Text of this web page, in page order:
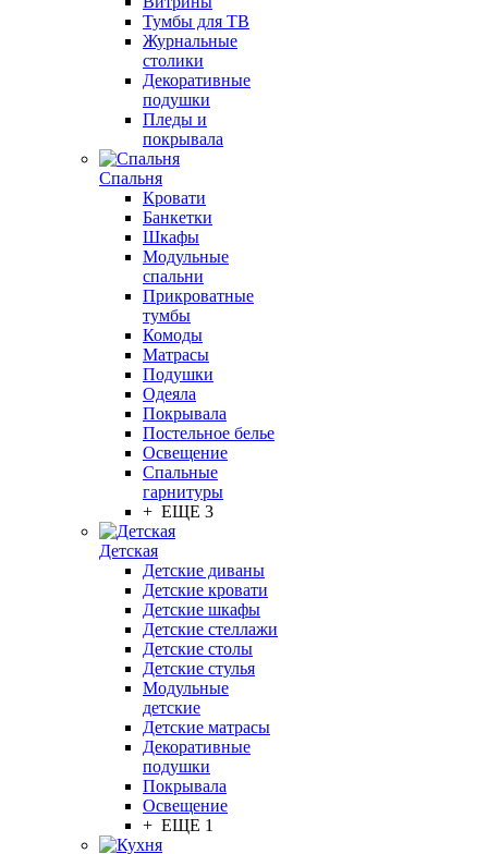
Тумбы для ТВ
Журнальные
столики
Декоративные
подушки
Пледы и
покрывала
Спальня
Кровати
Банкетки
Шкафы
Модульные
спальни
Прикроватные
тумбы
Комоды
Матрасы
Подушки
Одеяла
Покрывала
Постельное белье
Освещение
Спальные
гарнитуры
+ ЕЩЕ 3
Детская
Детские диваны
Детские кровати
Детские шкафы
Детские стеллажи
Детские столы
Детские стулья
Модульные
детские
Детские матрасы
Декоративные
подушки
Покрывала
Освещение
+ ЕЩЕ 1